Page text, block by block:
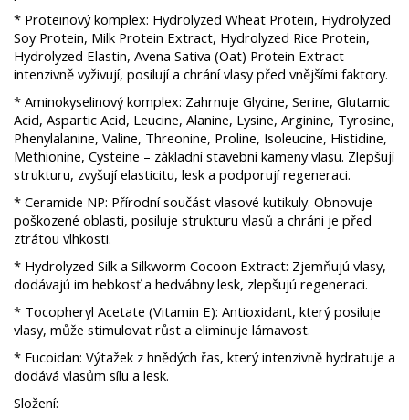
* Proteinový komplex: Hydrolyzed Wheat Protein, Hydrolyzed
Soy Protein, Milk Protein Extract, Hydrolyzed Rice Protein,
Hydrolyzed Elastin, Avena Sativa (Oat) Protein Extract –
intenzivně vyživují, posilují a chrání vlasy před vnějšími faktory.
* ​Aminokyselinový komplex: Zahrnuje Glycine, Serine, Glutamic
Acid, Aspartic Acid, Leucine, Alanine, Lysine, Arginine, Tyrosine,
Phenylalanine, Valine, Threonine, Proline, Isoleucine, Histidine,
Methionine, Cysteine – základní stavební kameny vlasu. Zlepšují
strukturu, zvyšují elasticitu, lesk a podporují regeneraci. ​
* Ceramide NP: Přírodní součást vlasové kutikuly. Obnovuje
poškozené oblasti, posiluje strukturu vlasů a chráni je před
ztrátou vlhkosti. ​
* Hydrolyzed Silk a Silkworm Cocoon Extract: Zjemňujú vlasy,
dodávajú im hebkosť a hedvábny lesk, zlepšujú regeneraci. ​
* Tocopheryl Acetate (Vitamin E): Antioxidant, který posiluje
vlasy, může stimulovat růst a eliminuje lámavost. ​
* Fucoidan: Výtažek z hnědých řas, který intenzivně hydratuje a
dodává vlasům sílu a lesk.
Složení: